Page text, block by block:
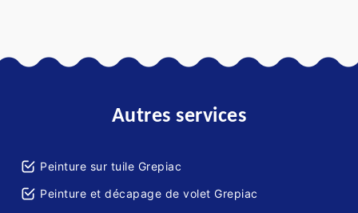
Autres services
Peinture sur tuile Grepiac
Peinture et décapage de volet Grepiac